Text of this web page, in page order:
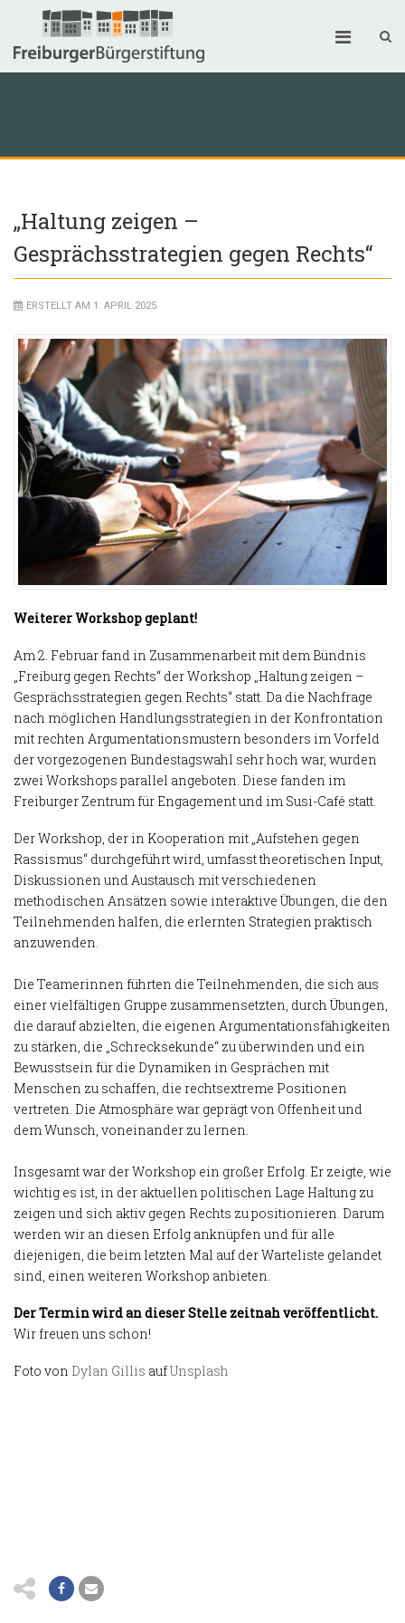
„Haltung zeigen –
Gesprächsstrategien gegen Rechts“
ERSTELLT AM 1. APRIL 2025
Weiterer Workshop geplant!
Am 2. Februar fand in Zusammenarbeit mit dem Bündnis
„Freiburg gegen Rechts“ der Workshop „Haltung zeigen –
Gesprächsstrategien gegen Rechts“ statt. Da die Nachfrage
nach möglichen Handlungsstrategien in der Konfrontation
mit rechten Argumentationsmustern besonders im Vorfeld
der vorgezogenen Bundestagswahl sehr hoch war, wurden
zwei Workshops parallel angeboten. Diese fanden im
Freiburger Zentrum für Engagement und im Susi-Café statt.
Der Workshop, der in Kooperation mit „Aufstehen gegen
Rassismus“ durchgeführt wird, umfasst theoretischen Input,
Diskussionen und Austausch mit verschiedenen
methodischen Ansätzen sowie interaktive Übungen, die den
Teilnehmenden halfen, die erlernten Strategien praktisch
anzuwenden.
Die Teamerinnen führten die Teilnehmenden, die sich aus
einer vielfältigen Gruppe zusammensetzten, durch Übungen,
die darauf abzielten, die eigenen Argumentationsfähigkeiten
zu stärken, die „Schrecksekunde“ zu überwinden und ein
Bewusstsein für die Dynamiken in Gesprächen mit
Menschen zu schaffen, die rechtsextreme Positionen
vertreten. Die Atmosphäre war geprägt von Offenheit und
dem Wunsch, voneinander zu lernen.
Insgesamt war der Workshop ein großer Erfolg. Er zeigte, wie
wichtig es ist, in der aktuellen politischen Lage Haltung zu
zeigen und sich aktiv gegen Rechts zu positionieren. Darum
werden wir an diesen Erfolg anknüpfen und für alle
diejenigen, die beim letzten Mal auf der Warteliste gelandet
sind, einen weiteren Workshop anbieten.
Der Termin wird an dieser Stelle zeitnahveröffentlicht.
Wir freuen uns schon!
Foto von Dylan Gillis aufUnsplash